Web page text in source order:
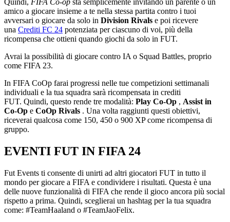
amico a giocare insieme a te nella stessa partita contro i tuoi
avversari o giocare da solo in Division Rivals e poi ricevere
una Crediti FC 24 potenziata per ciascuno di voi, più della
ricompensa che ottieni quando giochi da solo in FUT.
Avrai la possibilità di giocare contro IA o Squad Battles, proprio
come FIFA 23.
In FIFA CoOp farai progressi nelle tue competizioni settimanali
individuali e la tua squadra sarà ricompensata in crediti
FUT. Quindi, questo rende tre modalità: Play Co-Op , Assist in
Co-Op e CoOp Rivals . Una volta raggiunti questi obiettivi,
riceverai qualcosa come 150, 450 o 900 XP come ricompensa di
gruppo.
EVENTI FUT IN FIFA 24
Fut Events ti consente di unirti ad altri giocatori FUT in tutto il
mondo per giocare a FIFA e condividere i risultati. Questa è una
delle nuove funzionalità di FIFA che rende il gioco ancora più social
rispetto a prima. Quindi, sceglierai un hashtag per la tua squadra
come: #TeamHaaland o #TeamJaoFelix.